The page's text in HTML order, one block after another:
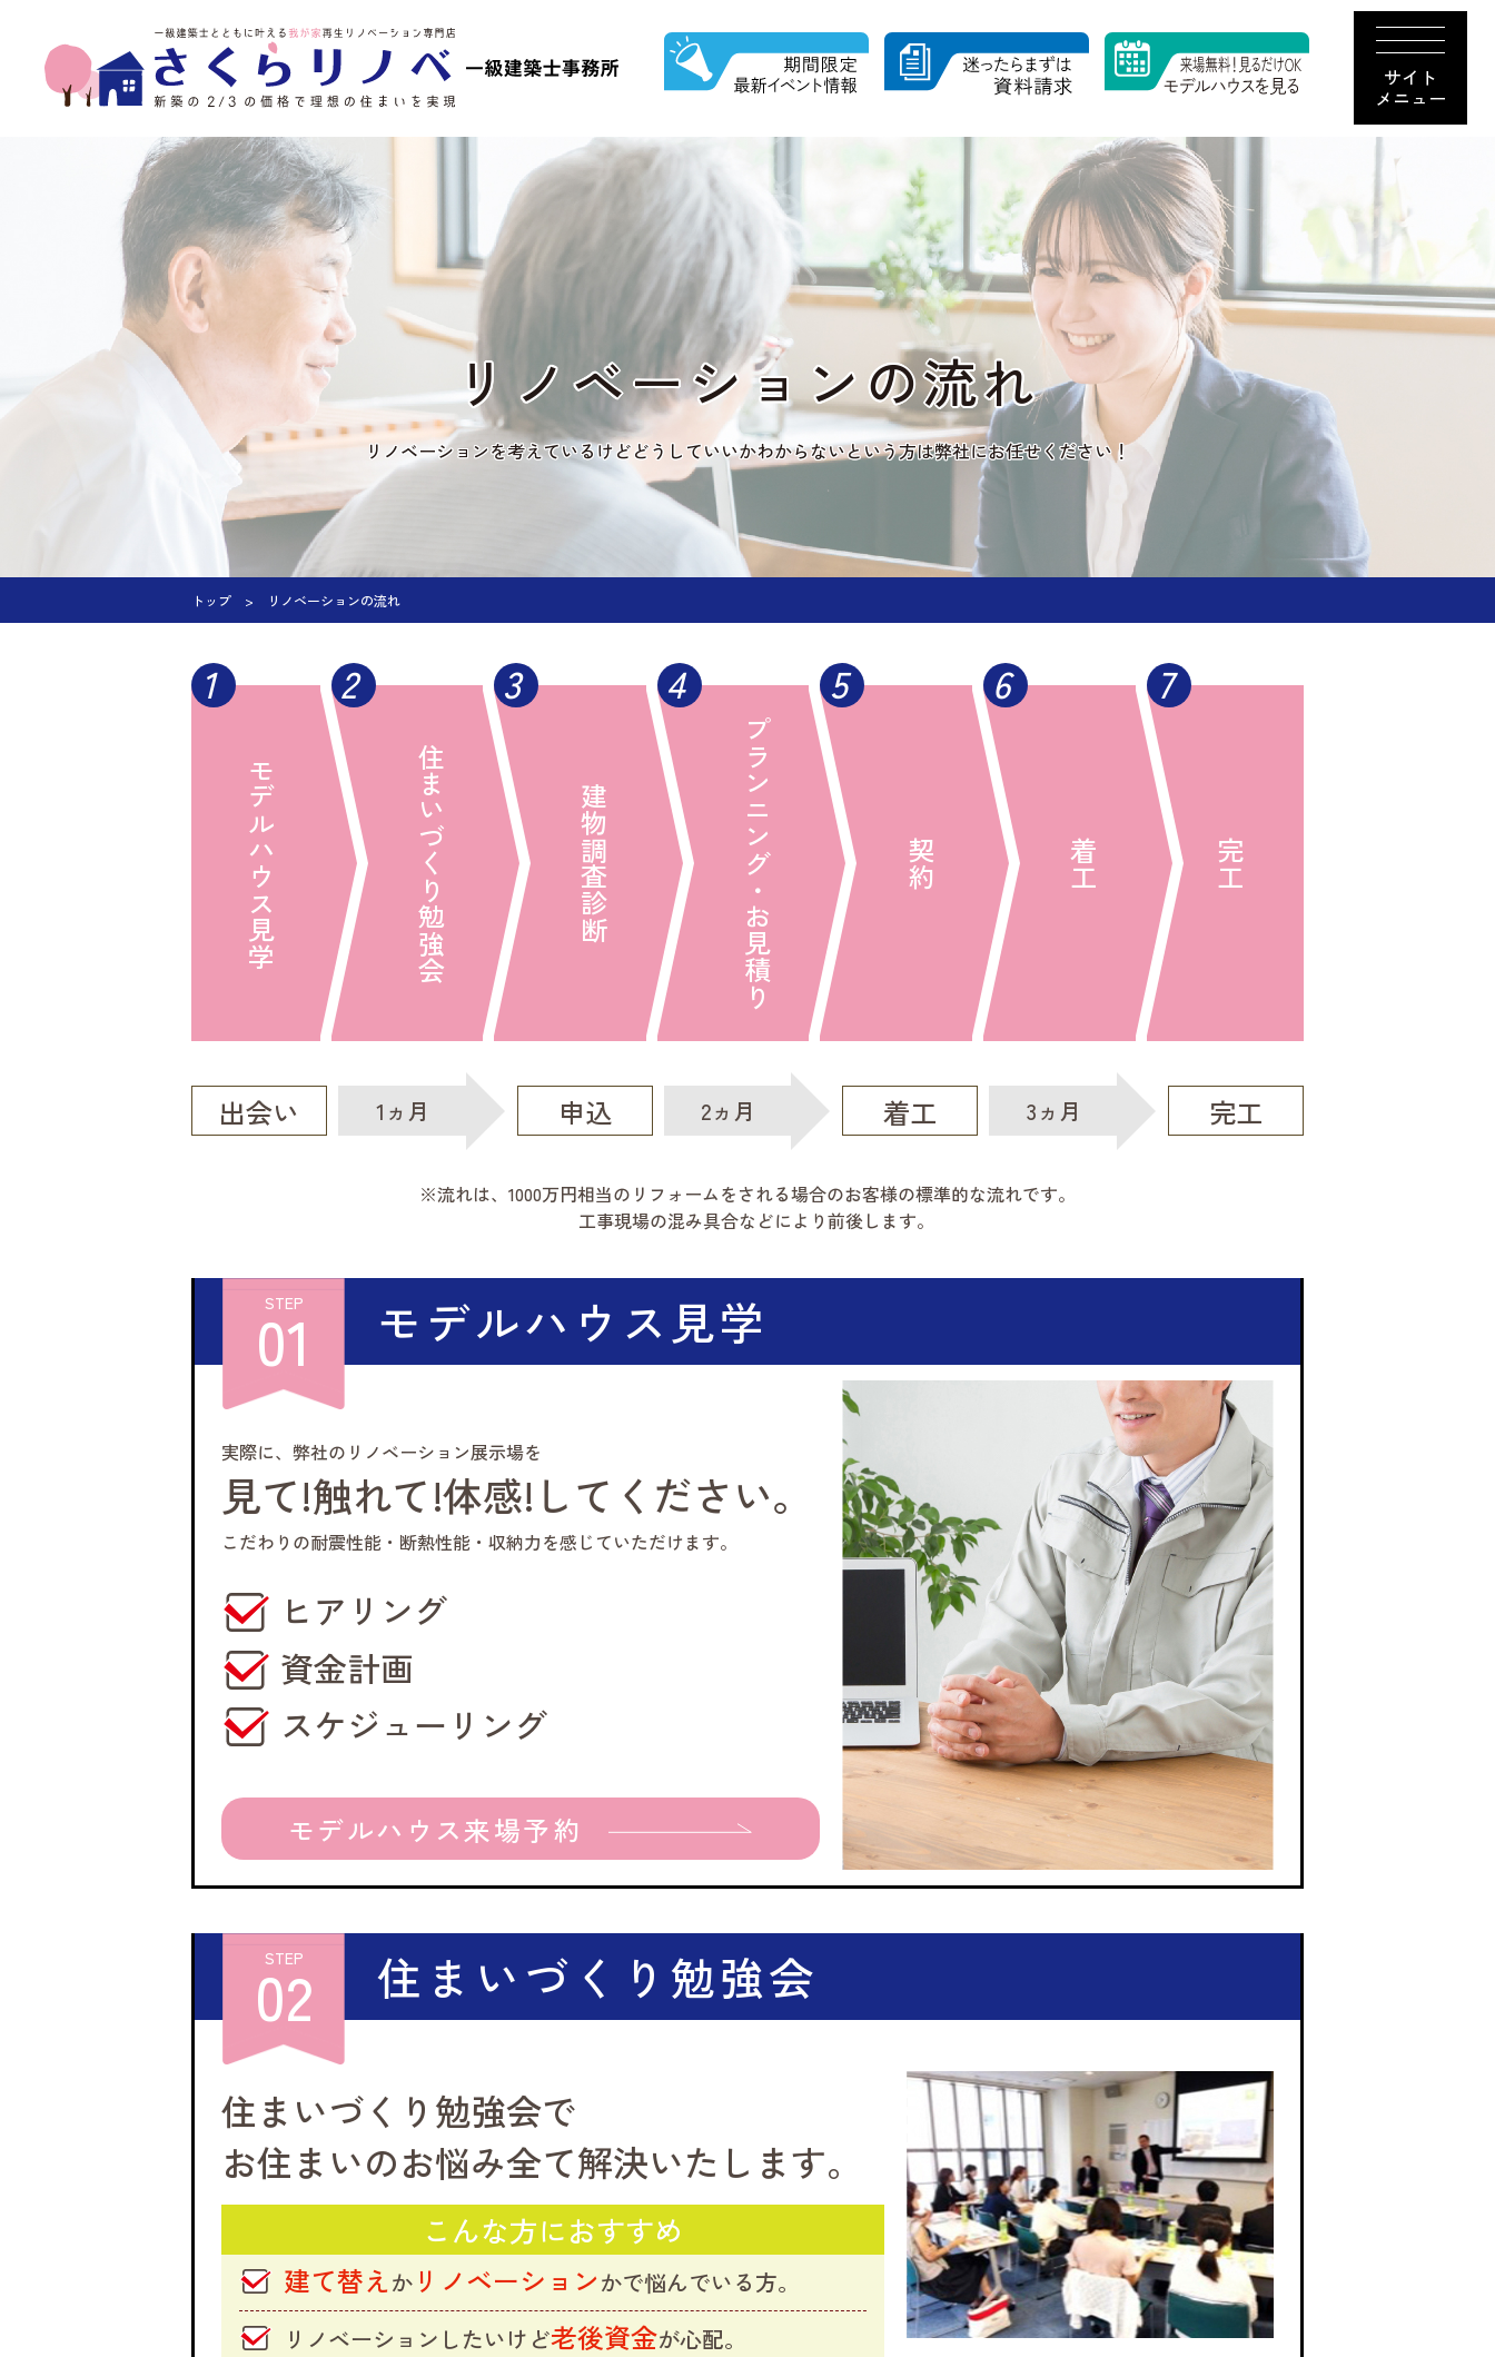
サイト
メニュー
リノベーションの流れ
リノベーションを考えているけどどうしていいかわからないという方は弊社にお任せください！
トップ リノベーションの流れ
1
モデルハウス見学
2
住まいづくり勉強会
3
建物調査診断
4
プランニング・お見積り
5
契約
6
着工
7
完工
出会い 1ヵ月 申込 2ヵ月 着工 3ヵ月 完工
流れは、1000万円相当のリフォームをされる場合のお客様の標準的な流れです。
工事現場の混み具合などにより前後します。
STEP
01 モデルハウス見学
実際に、弊社のリノベーション展示場を
見て!触れて!体感!してください。
こだわりの耐震性能・断熱性能・収納力を感じていただけます。
ヒアリング
資金計画
スケジューリング
モデルハウス来場予約
STEP
02 住まいづくり勉強会
住まいづくり勉強会で
お住まいのお悩み全て解決いたします。
こんな方におすすめ
建て替えか リノベーションかで悩んでいる方。
リノベーションしたいけど老後資金が心配。